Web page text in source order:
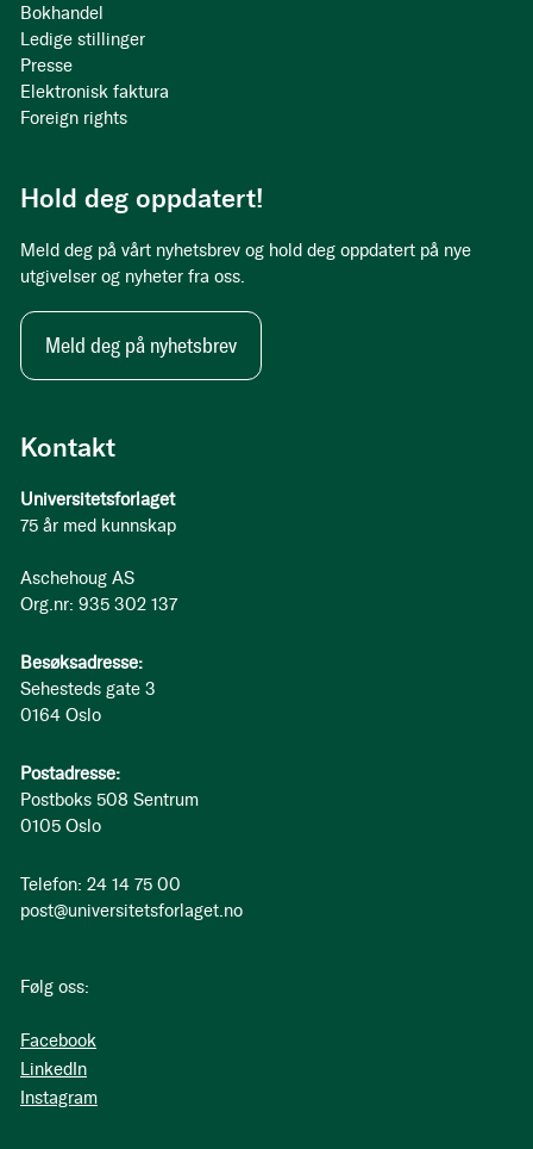
Kontakt
Universitetsforlaget
75 år med kunnskap
Aschehoug AS
Org.nr: 935 302 137
Besøksadresse:
Sehesteds gate 3
0164 Oslo
Postadresse:
Postboks 508 Sentrum
0105 Oslo
Telefon: 24 14 75 00
post@universitetsforlaget.no
Følg oss:
Facebook
LinkedIn
Instagram
Bokhandel
Ledige stillinger
Presse
Elektronisk faktura
Foreign rights
Hold deg oppdatert!
Meld deg på vårt nyhetsbrev og hold deg oppdatert på nye
utgivelser og nyheter fra oss.
Meld deg på nyhetsbrev